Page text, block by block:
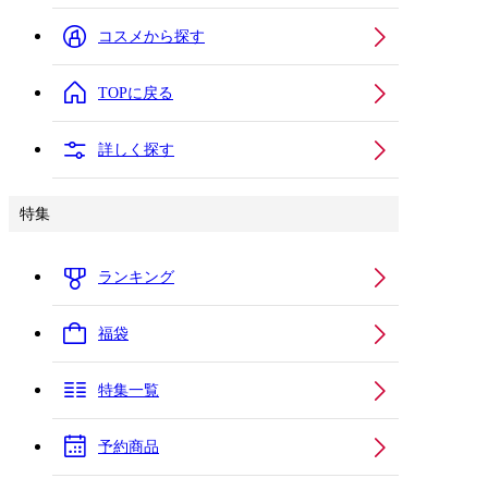
コスメから探す
TOPに戻る
詳しく探す
特集
ランキング
福袋
特集一覧
予約商品